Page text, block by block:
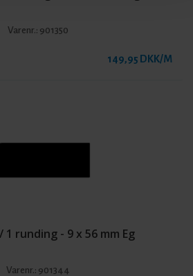
Varenr.: 901350
149,95 DKK/M
1 runding - 9 x 56 mm Eg
Varenr.: 901344